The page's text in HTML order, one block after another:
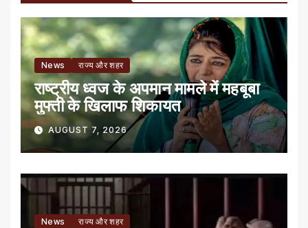
News राज्य और शहर
राष्ट्रीय ध्वज के अपमान मामले में महबूबा
मुफ्ती के खिलाफ शिकायत
AUGUST 7, 2026
News राज्य और शहर